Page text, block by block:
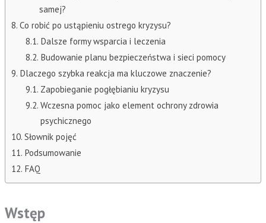
samej?
Co robić po ustąpieniu ostrego kryzysu?
Dalsze formy wsparcia i leczenia
Budowanie planu bezpieczeństwa i sieci pomocy
Dlaczego szybka reakcja ma kluczowe znaczenie?
Zapobieganie pogłębianiu kryzysu
Wczesna pomoc jako element ochrony zdrowia
psychicznego
Słownik pojęć
Podsumowanie
FAQ
Wstęp